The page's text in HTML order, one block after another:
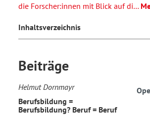
die Forscher:innen mit Blick auf di…
Inhaltsverzeichnis
Beiträge
Helmut Dornmayr
Berufsbildung =
Berufsbildung? Beruf = Beruf